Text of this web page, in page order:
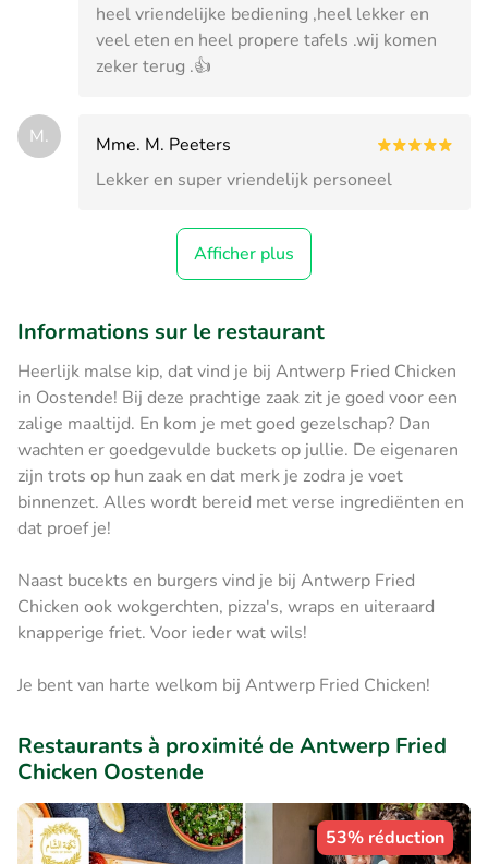
heel vriendelijke bediening ,heel lekker en
veel eten en heel propere tafels .wij komen
zeker terug .👍
M.
Mme. M. Peeters
Lekker en super vriendelijk personeel
Afficher plus
Informations sur le restaurant
Heerlijk malse kip, dat vind je bij Antwerp Fried Chicken
in Oostende! Bij deze prachtige zaak zit je goed voor een
zalige maaltijd. En kom je met goed gezelschap? Dan
wachten er goedgevulde buckets op jullie. De eigenaren
zijn trots op hun zaak en dat merk je zodra je voet
binnenzet. Alles wordt bereid met verse ingrediënten en
dat proef je!
Naast bucekts en burgers vind je bij Antwerp Fried
Chicken ook wokgerchten, pizza's, wraps en uiteraard
knapperige friet. Voor ieder wat wils!
Je bent van harte welkom bij Antwerp Fried Chicken!
Restaurants à proximité de Antwerp Fried
Chicken Oostende
53% réduction